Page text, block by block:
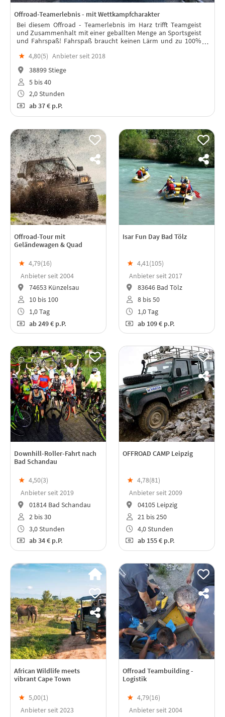
Offroad-Teamerlebnis - mit Wettkampfcharakter
Bei diesem Offroad - Teamerlebnis im Harz trifft Teamgeist
und Zusammenhalt mit einer geballten Menge an Sportsgeist
und Fahrspaß! Fahrspaß braucht keinen Lärm und zu 100%
★ 4,80(5) Anbieter seit 2018
38899 Stiege
5 bis 40
2,0 Stunden
ab37 € p.P.
Offroad-Tour mit
Geländewagen & Quad
★ 4,79(16)
Anbieter seit 2004
74653 Künzelsau
10 bis 100
1,0 Tag
ab249 € p.P.
Isar Fun Day Bad Tölz
★ 4,41(105)
Anbieter seit 2017
83646 Bad Tölz
8 bis 50
1,0 Tag
ab109 € p.P.
Downhill-Roller-Fahrt nach
Bad Schandau
★ 4,50(3)
Anbieter seit 2019
01814 Bad Schandau
2 bis 30
3,0 Stunden
ab34 € p.P.
OFFROAD CAMP Leipzig
★ 4,78(81)
Anbieter seit 2009
04105 Leipzig
21 bis 250
4,0 Stunden
ab155 € p.P.
African Wildlife meets
vibrant Cape Town
★ 5,00(1)
Anbieter seit 2023
Offroad Teambuilding -
Logistik
★ 4,79(16)
Anbieter seit 2004